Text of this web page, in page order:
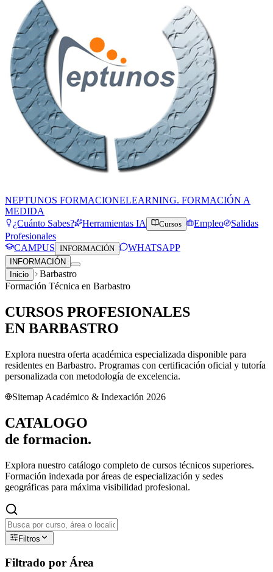
NEPTUNOS FORMACIONELEARNING. FORMACIÓN A
MEDIDA
¿Cuánto Sabes?
Herramientas IA Cursos Empleo
Salidas
Profesionales
CAMPUS INFORMACIÓN WHATSAPP
INFORMACIÓN
Inicio
Barbastro
Formación Técnica en Barbastro
CURSOS PROFESIONALES
EN BARBASTRO
Explora nuestra oferta académica especializada disponible para
residentes en Barbastro. Programas con certificación oficial y tutoría
personalizada con metodología de excelencia.
Sitemap Académico & Indexación 2026
CATALOGO
de formacion.
Explora nuestro catálogo completo de cursos técnicos superiores.
Formación indexada por áreas de especialización y sedes
geográficas para máxima visibilidad profesional.
Filtros
Filtrado por Área